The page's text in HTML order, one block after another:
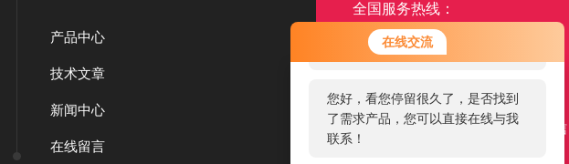
在线交流
您好！欢迎前来咨询，很高兴为您
服务，请问您要咨询什么问题呢？
您好，看您停留很久了，是否找到
了需求产品，您可以直接在线与我
联系！
全国服务热线：
15962507131
以品质赢得客户满意口碑
扫一扫
添加公司微信
产品中心
技术文章
新闻中心
在线留言